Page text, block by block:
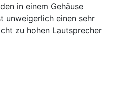
in einem Gehäuse
unweigerlich einen sehr
zu hohen Lautsprecher